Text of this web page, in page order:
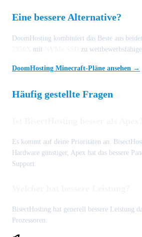
Eine bessere Alternative?
DoomHosting kombiniert das Beste aus
mit zu
DoomHosting Minecraft-Pläne ansehen →
Häufig gestellte Fragen
Es kommt auf deine Prioritäten an.
Hardware günstiger, Apex hat das bessere
Support.
BisectHosting hat generell bessere Leistung
Prozessoren.